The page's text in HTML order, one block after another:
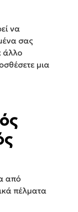
να
σας
άλλο
μια
από
πέλματα